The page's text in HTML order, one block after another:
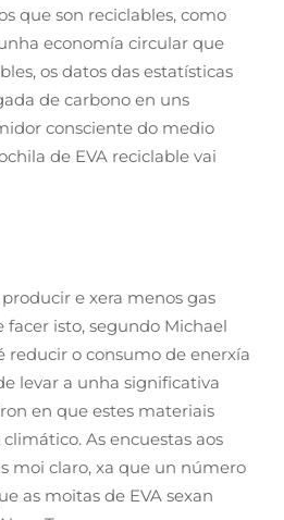
que son reciclables, como
economía circular que
os datos das estatísticas
de carbono en uns
consciente do medio
de EVA reciclable vai
e xera menos gas
isto, segundo Michael
reducir o consumo de enerxía
levar a unha significativa
en que estes materiais
As encuestas aos
moi claro, xa que un número
as moitas de EVA sexan